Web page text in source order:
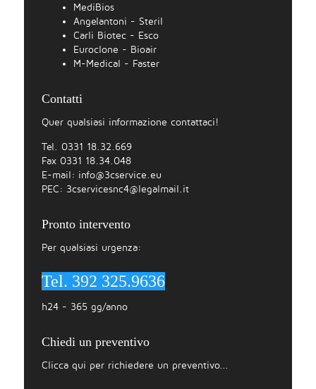
MediBios
Angelantoni - Steril
Carli Biotec - Esco
Euroclone - Bioair
M-Medical - Faster
Contatti
Quer qualsiasi informazione contattaci!
Tel. 0331 18.32.669
Fax 0331 18.34.048
E-mail: info@3cservice.eu
PEC: 3cservicesnc4@legalmail.it
Pronto intervento
Per qualsiasi urgenza:
Tel. 392 325.9636
h24 - 365 gg/anno
Chiedi un preventivo
Clicca qui per richiedere un preventivo...